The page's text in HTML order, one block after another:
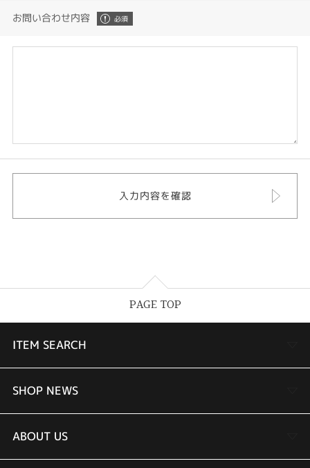
お問い合わせ内容
PAGE TOP
ITEM SEARCH
婚約指輪
結婚指輪
SHOP NEWS
TAKEUCHI BRIDAL金沢本店情報
ABOUT US